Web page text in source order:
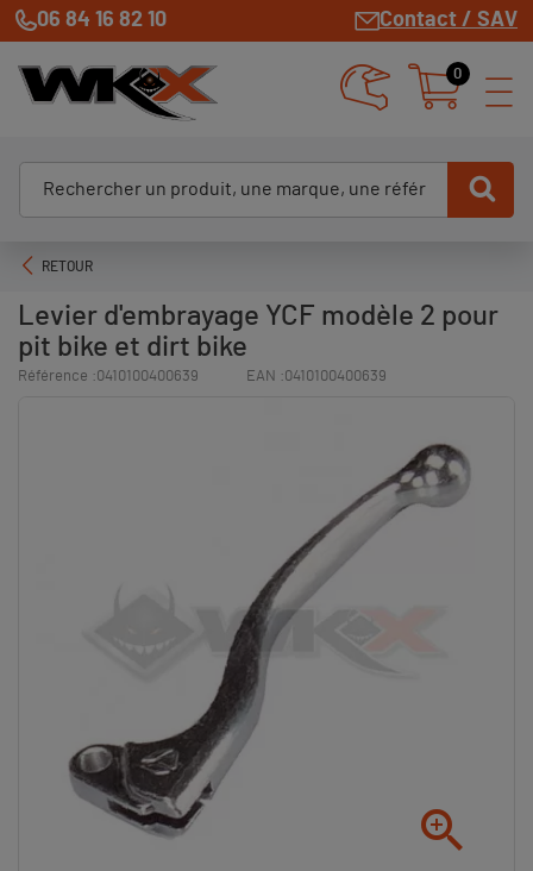
06 84 16 82 10 Contact / SAV
0
RETOUR
Levier d'embrayage YCF modèle 2 pour
pit bike et dirt bike
Référence :0410100400639 EAN :0410100400639
